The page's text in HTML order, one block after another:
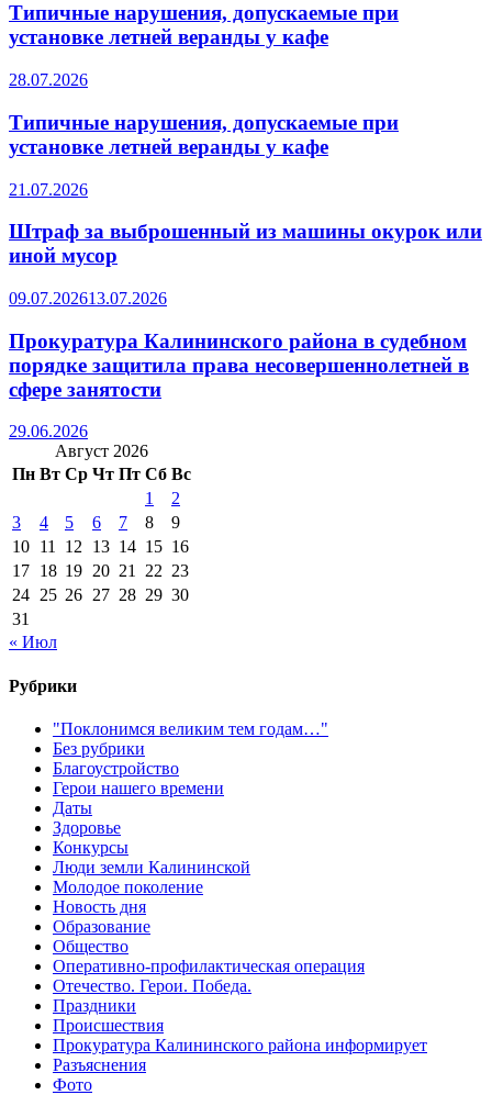
Типичные нарушения, допускаемые при
установке летней веранды у кафе
28.07.2026
Типичные нарушения, допускаемые при
установке летней веранды у кафе
21.07.2026
Штраф за выброшенный из машины окурок или
иной мусор
09.07.202613.07.2026
Прокуратура Калининского района в судебном
порядке защитила права несовершеннолетней в
сфере занятости
29.06.2026
Август 2026
Пн Вт Ср Чт Пт Сб Вс
1
2
3
4 5 6 7 8
9
10 11 12 13 14 15 16
17 18 19 20 21 22 23
24 25 26 27 28 29 30
31
« Июл
Рубрики
"Поклонимся великим тем годам…"
Без рубрики
Благоустройство
Герои нашего времени
Даты
Здоровье
Конкурсы
Люди земли Калининской
Молодое поколение
Новость дня
Образование
Общество
Оперативно-профилактическая операция
Отечество. Герои. Победа.
Праздники
Происшествия
Прокуратура Калининского района информирует
Разъяснения
Фото